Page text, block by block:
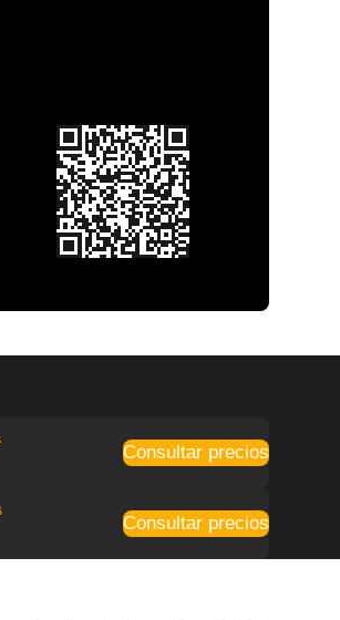
Consultar precios
Consultar precios